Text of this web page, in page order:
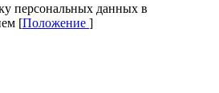
персональных данных в
[Положение ]